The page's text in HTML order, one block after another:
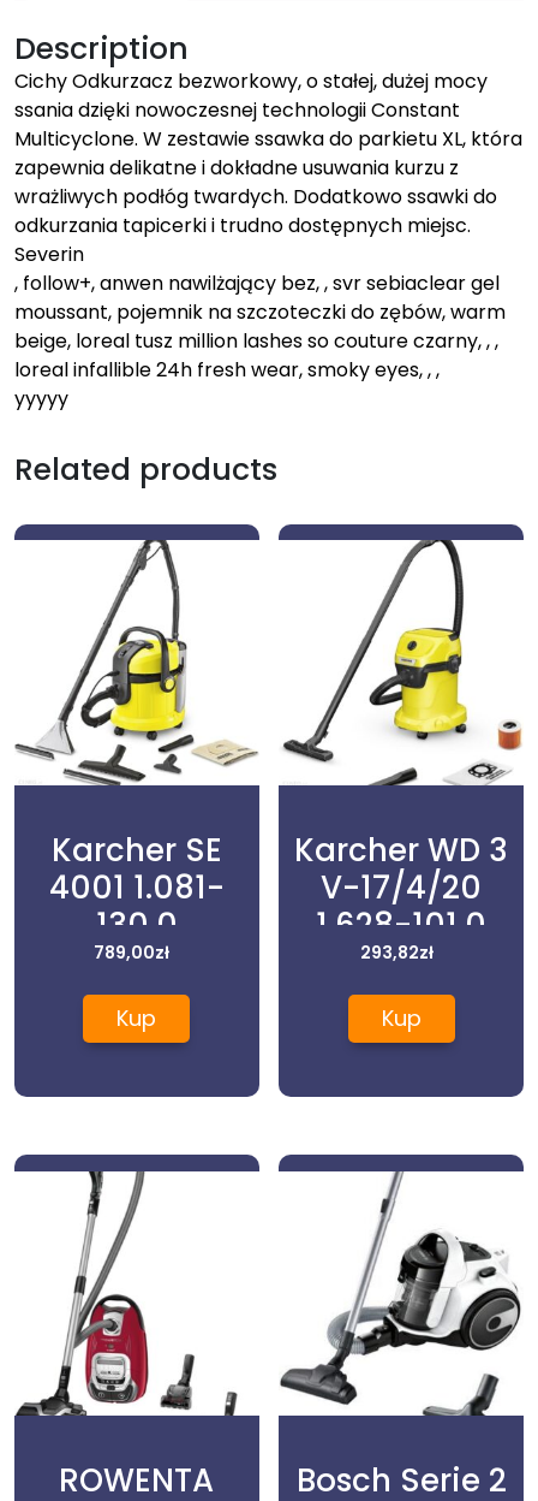
Description
Cichy Odkurzacz bezworkowy, o stałej, dużej mocy
ssania dzięki nowoczesnej technologii Constant
Multicyclone. W zestawie ssawka do parkietu XL, która
zapewnia delikatne i dokładne usuwania kurzu z
wrażliwych podłóg twardych. Dodatkowo ssawki do
odkurzania tapicerki i trudno dostępnych miejsc.
Severin
, follow+, anwen nawilżający bez, , svr sebiaclear gel
moussant, pojemnik na szczoteczki do zębów, warm
beige, loreal tusz million lashes so couture czarny, , ,
loreal infallible 24h fresh wear, smoky eyes, , ,
yyyyy
Related products
Karcher SE
4001 1.081-
130.0
789,00zł
Kup
Karcher WD 3
V-17/4/20
1.628-101.0
293,82zł
Kup
ROWENTA
Bosch Serie 2